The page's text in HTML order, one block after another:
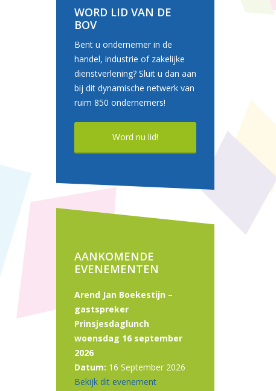
WORD LID VAN DE
BOV
Bent u ondernemer in de
handel, industrie of zakelijke
dienstverlening? Sluit u dan aan
bij dit dynamische netwerk van
ruim 850 ondernemers!
Word nu lid!
AANKOMENDE
EVENEMENTEN
Arend Jan Boekestijn –
gastspreker
Prinsjesdaglunch
woensdag 16 september
2026
Datum: 16 September 2026
Bekijk dit evenement